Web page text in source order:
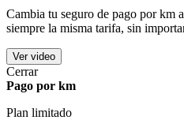
Cambia tu seguro de pago por km
siempre la misma tarifa, sin
Ver video
Cerrar
Pago por km
Plan limitado